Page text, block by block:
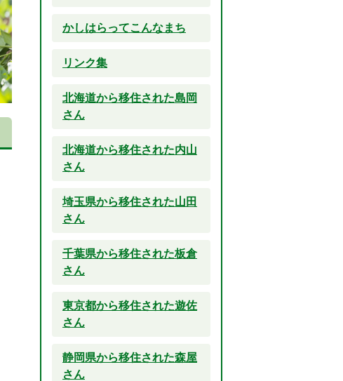
かしはらってこんなまち
リンク集
北海道から移住された島岡
さん
北海道から移住された内山
さん
埼玉県から移住された山田
さん
千葉県から移住された板倉
さん
東京都から移住された遊佐
さん
静岡県から移住された森屋
さん